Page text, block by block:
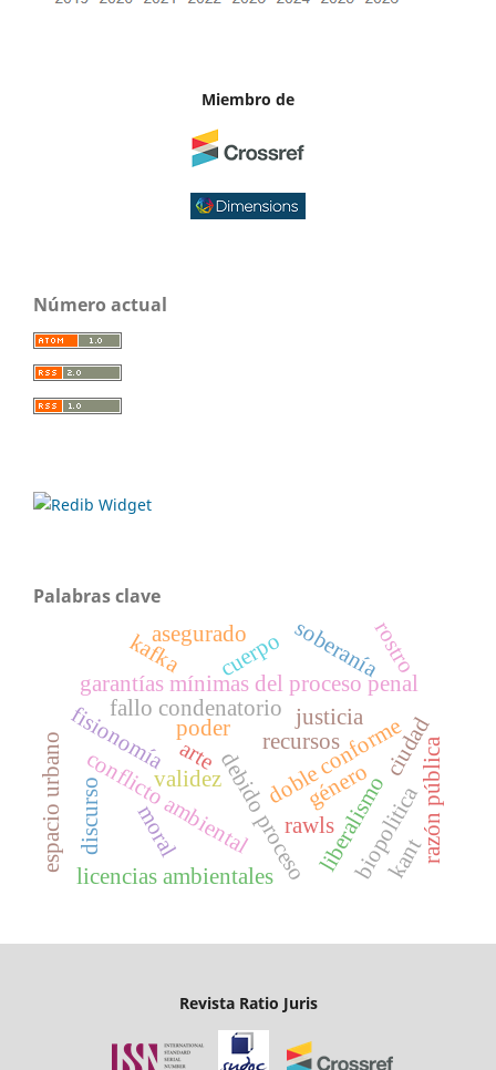
Miembro de
Número actual
Palabras clave
fallo condenatorio
recursos
doble conforme
debido proceso
garantías mínimas del proceso penal
licencias ambientales
conflicto ambiental
validez ciudad
espacio urbano género
soberanía
liberalismo
biopolitica
moral
arte
kant
rawls razón pública
discurso
fisionomía
cuerpo rostro
justicia
poder
kafka
asegurado
Revista Ratio Juris